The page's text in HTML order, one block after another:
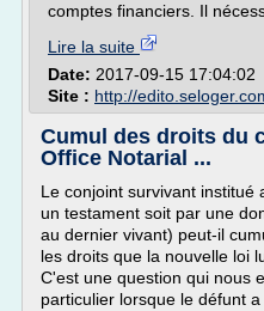
comptes financiers. Il
Lire la suite
Date: 2017-09-15 17:04:02
Site : http://
Cumul des droits du
Office Notarial ...
Le conjoint survivant institué
un testament soit par une
au dernier vivant) peut-il
les droits que la nouvelle loi
C'est une question qui nous
particulier lorsque le défunt